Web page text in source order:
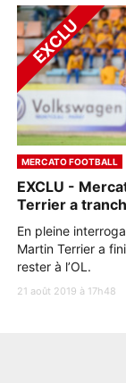
MERCATO FOOTBALL
EXCLU -
Terrier a
En pleine
Martin Terrier a
rester à l’OL.
21 août 2019 à 17h48